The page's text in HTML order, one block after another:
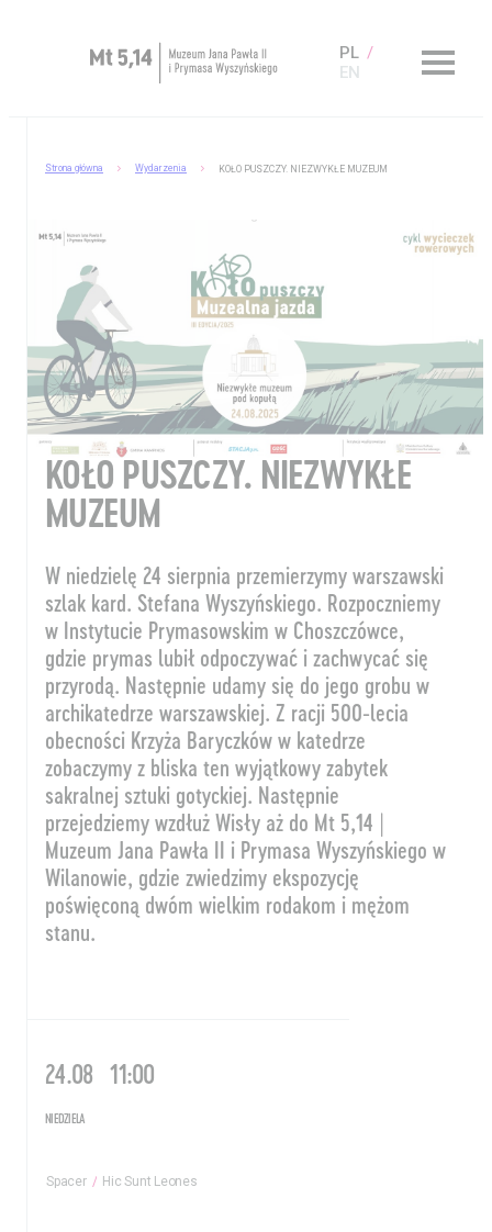
PL
EN
Muzeum dostępne
Kup bilet
Sklep
Strona główna Wydarzenia KOŁO PUSZCZY. NIEZWYKŁE MUZEUM
KOŁO PUSZCZY. NIEZWYKŁE
MUZEUM
W niedzielę 24 sierpnia przemierzymy warszawski
szlak kard. Stefana Wyszyńskiego. Rozpoczniemy
w Instytucie Prymasowskim w Choszczówce,
gdzie prymas lubił odpoczywać i zachwycać się
przyrodą. Następnie udamy się do jego grobu w
archikatedrze warszawskiej. Z racji 500-lecia
obecności Krzyża Baryczków w katedrze
zobaczymy z bliska ten wyjątkowy zabytek
sakralnej sztuki gotyckiej. Następnie
przejedziemy wzdłuż Wisły aż do Mt 5,14 |
Muzeum Jana Pawła II i Prymasa Wyszyńskiego w
Wilanowie, gdzie zwiedzimy ekspozycję
poświęconą dwóm wielkim rodakom i mężom
stanu.
24.08 11:00
NIEDZIELA
Spacer Hic Sunt Leones